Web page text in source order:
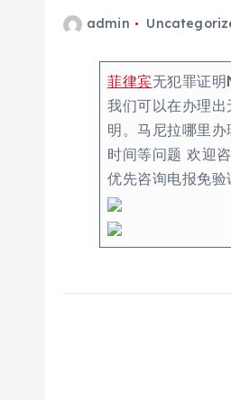
admin
菲律宾无犯罪证
我们可以在办理
明。马尼拉哪里
时间等问题 欢迎
优先咨询电报免验